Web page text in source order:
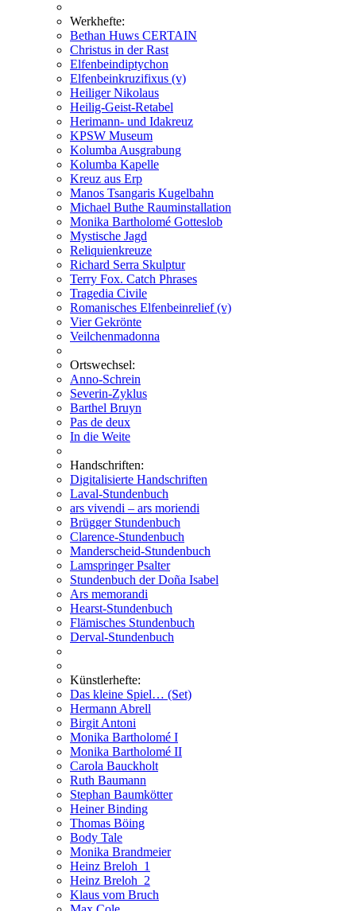
Werkhefte:
Bethan Huws CERTAIN
Christus in der Rast
Elfenbeindiptychon
Elfenbeinkruzifixus (v)
Heiliger Nikolaus
Heilig-Geist-Retabel
Herimann- und Idakreuz
KPSW Museum
Kolumba Ausgrabung
Kolumba Kapelle
Kreuz aus Erp
Manos Tsangaris Kugelbahn
Michael Buthe Rauminstallation
Monika Bartholomé Gotteslob
Mystische Jagd
Reliquienkreuze
Richard Serra Skulptur
Terry Fox. Catch Phrases
Tragedia Civile
Romanisches Elfenbeinrelief (v)
Vier Gekrönte
Veilchenmadonna
Ortswechsel:
Anno-Schrein
Severin-Zyklus
Barthel Bruyn
Pas de deux
In die Weite
Handschriften:
Digitalisierte Handschriften
Laval-Stundenbuch
ars vivendi – ars moriendi
Brügger Stundenbuch
Clarence-Stundenbuch
Manderscheid-Stundenbuch
Lamspringer Psalter
Stundenbuch der Doña Isabel
Ars memorandi
Hearst-Stundenbuch
Flämisches Stundenbuch
Derval-Stundenbuch
Künstlerhefte:
Das kleine Spiel… (Set)
Hermann Abrell
Birgit Antoni
Monika Bartholomé I
Monika Bartholomé II
Carola Bauckholt
Ruth Baumann
Stephan Baumkötter
Heiner Binding
Thomas Böing
Body Tale
Monika Brandmeier
Heinz Breloh_1
Heinz Breloh_2
Klaus vom Bruch